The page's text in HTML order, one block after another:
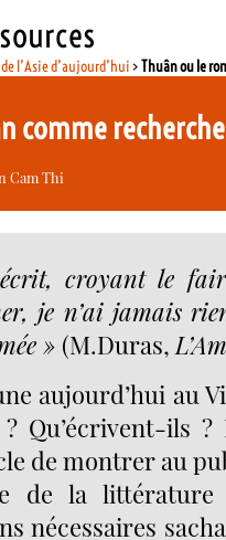
l’Asie d’aujourd’hui >Thuân ou le
comme
Cam Thi
croyant le
je n’ai jamais
» (M.Duras,
aujourd’hui au
Qu’écrivent-ils
de montrer au
de la littérature
nécessaires